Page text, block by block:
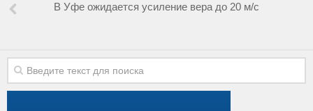
В Уфе ожидается усиление вера до 20 м/с